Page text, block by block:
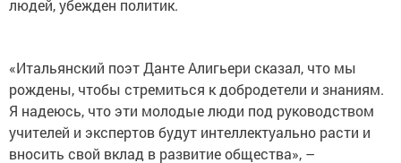
людей, убежден политик.
«Итальянский поэт Данте Алигьери сказал, что мы
рождены, чтобы стремиться к добродетели и знаниям.
Я надеюсь, что эти молодые люди под руководством
учителей и экспертов будут интеллектуально расти и
вносить свой вклад в развитие общества», –